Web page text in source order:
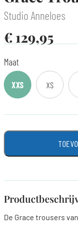
Studio Anneloes
€ 129,95
Maat
XXS XS
De Grace trousers